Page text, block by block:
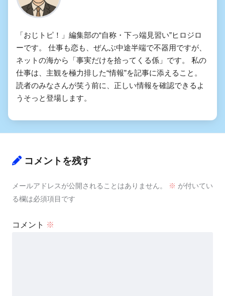
「おじトピ！」編集部の“自称・下っ端見習い”ヒロジロ
ーです。 仕事も恋も、ぜんぶ中途半端で不器用ですが、
ネットの海から「事実だけを拾ってくる係」です。 私の
仕事は、主観を極力排した“情報”を記事に添えること。
読者のみなさんが笑う前に、正しい情報を確認できるよ
うそっと登場します。
コメントを残す
メールアドレスが公開されることはありません。 ※ が付いてい
る欄は必須項目です
コメント ※